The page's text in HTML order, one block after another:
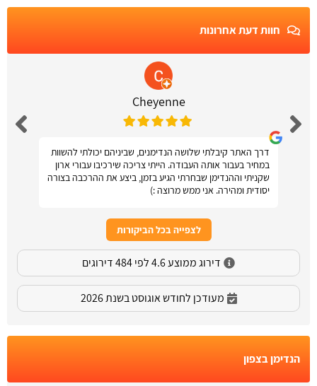
חוות דעת אחרונות
Cheyenne
דרך האתר קיבלתי שלושה הנדימנים, שביניהם יכולתי להשוות
במחיר בעבור אותה העבודה. הייתי צריכה שירכיבו עבורי ארון
שקניתי וההנדימן שבחרתי הגיע בזמן, ביצע את ההרכבה בצורה
יסודית ומהירה. אני ממש מרוצה :)
לצפייה בכל הביקורות
דירוג ממוצע 4.6 לפי 484 דירוגים
מעודכן לחודש אוגוסט בשנת 2026
הנדימן בצפון